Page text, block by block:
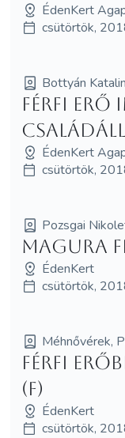
ÉdenKert
csütörtök,
Bottyán
Férfi Erő
ÉdenKert
csütörtök,
Pozsgai
MagUra
ÉdenKert
csütörtök,
Méhnővérek,
Férfi
(F)
ÉdenKert
csütörtök,